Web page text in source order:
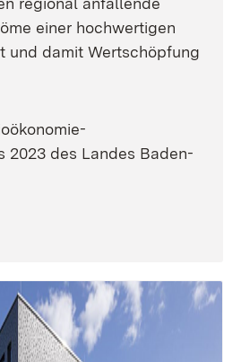
einer hochwertigen
und damit Wertschöpfung
2023 des Landes Baden-